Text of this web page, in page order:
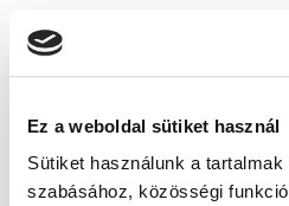
Ez a weboldal sütiket használ
Sütiket használunk a
szabásához, közösségi